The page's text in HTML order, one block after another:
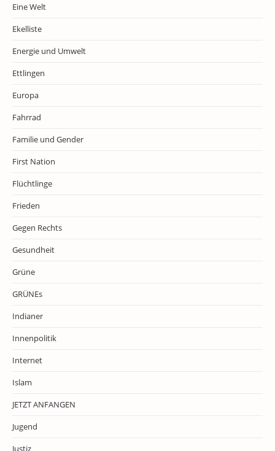
Eine Welt
Ekelliste
Energie und Umwelt
Ettlingen
Europa
Fahrrad
Familie und Gender
First Nation
Flüchtlinge
Frieden
Gegen Rechts
Gesundheit
Grüne
GRÜNEs
Indianer
Innenpolitik
Internet
Islam
JETZT ANFANGEN
Jugend
Justiz